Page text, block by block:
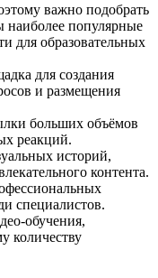
важно подобрать
популярные
для образовательных
для создания
и размещения
больших объёмов
реакций.
историй,
контента.
специалистов.
количеству